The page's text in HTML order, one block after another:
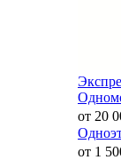
от 20
от 1